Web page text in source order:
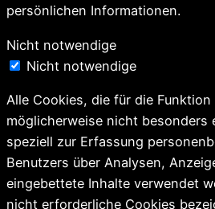
persönlichen Informationen.
Nicht notwendige
Nicht notwendige
Alle Cookies, die für die Funktion
möglicherweise nicht besonders
speziell zur Erfassung
Benutzers über Analysen,
eingebettete Inhalte verwendet
nicht erforderliche Cookies